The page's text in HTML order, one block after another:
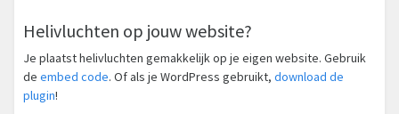
Helivluchten op jouw website?
Je plaatst helivluchten gemakkelijk op je eigen website. Gebruik
de embed code. Of als je WordPress gebruikt, download de
plugin!